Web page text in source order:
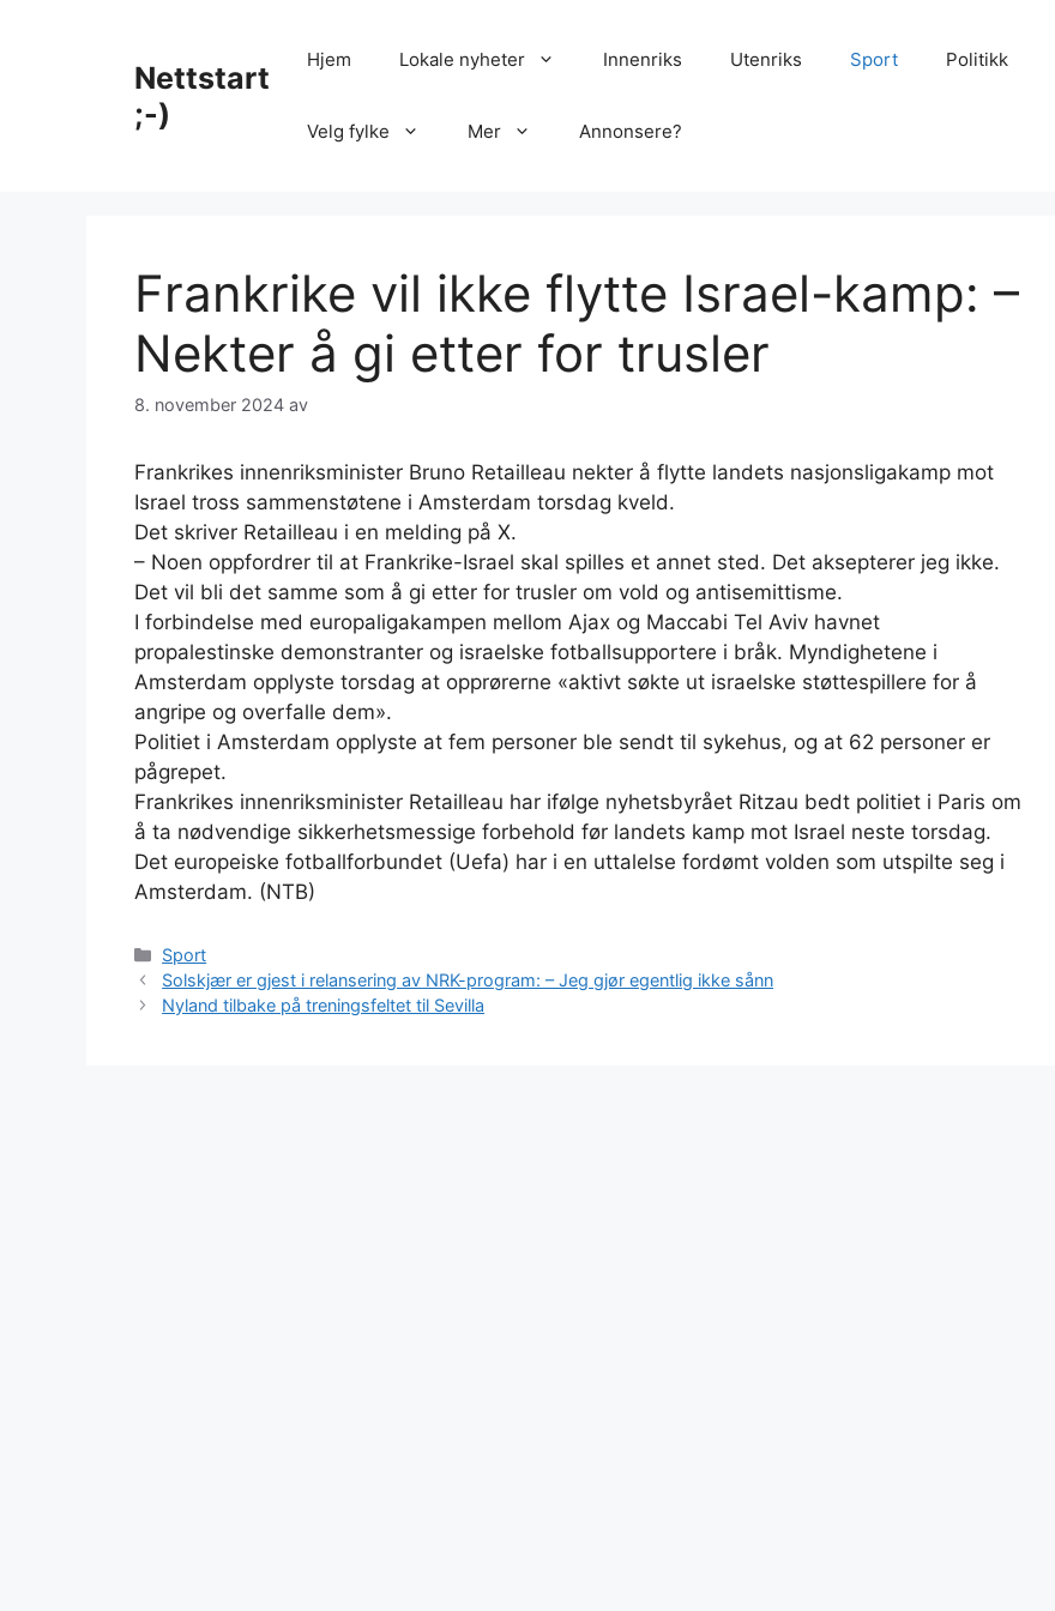
Nettstart
;-)
Hjem Lokale nyheter Innenriks Utenriks Sport Politikk
Velg fylke Mer Annonsere?
Frankrike vil ikke flytte Israel-kamp: –
Nekter å gi etter for trusler
8. november 2024 av
Frankrikes innenriksminister Bruno Retailleau nekter å flytte landets nasjonsligakamp mot
Israel tross sammenstøtene i Amsterdam torsdag kveld.
Det skriver Retailleau i en melding på X.
– Noen oppfordrer til at Frankrike-Israel skal spilles et annet sted. Det aksepterer jeg ikke.
Det vil bli det samme som å gi etter for trusler om vold og antisemittisme.
I forbindelse med europaligakampen mellom Ajax og Maccabi Tel Aviv havnet
propalestinske demonstranter og israelske fotballsupportere i bråk. Myndighetene i
Amsterdam opplyste torsdag at opprørerne «aktivt søkte ut israelske støttespillere for å
angripe og overfalle dem».
Politiet i Amsterdam opplyste at fem personer ble sendt til sykehus, og at 62 personer er
pågrepet.
Frankrikes innenriksminister Retailleau har ifølge nyhetsbyrået Ritzau bedt politiet i Paris om
å ta nødvendige sikkerhetsmessige forbehold før landets kamp mot Israel neste torsdag.
Det europeiske fotballforbundet (Uefa) har i en uttalelse fordømt volden som utspilte seg i
Amsterdam. (NTB)
Kategorier
Sport
Solskjær er gjest i relansering av NRK-program: – Jeg gjør egentlig ikke sånn
Nyland tilbake på treningsfeltet til Sevilla